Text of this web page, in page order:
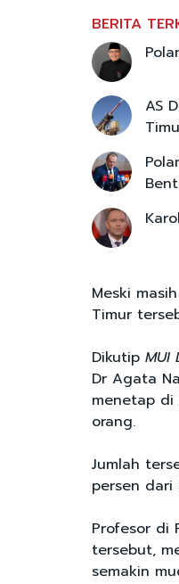
BERITA
AS
Meski
Timur
Dikutip MUI
Dr Agata
menetap di
orang.
Jumlah
persen dari
Profesor di
tersebut,
semakin